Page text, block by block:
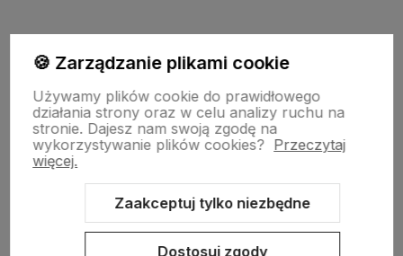
polityce prywatności
garden-lighting.pl
Obsługa klienta
🍪 Zarządzanie plikami cookie
Używamy plików cookie do prawidłowego
działania strony oraz w celu analizy ruchu na
stronie. Dajesz nam swoją zgodę na
wykorzystywanie plików cookies? Przeczytaj
więcej.
Zaakceptuj tylko niezbędne
Dostosuj zgody